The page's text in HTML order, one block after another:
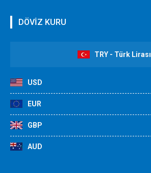
DÖVİZ KURU
TRY - Türk Lirası
USD
EUR
GBP
AUD